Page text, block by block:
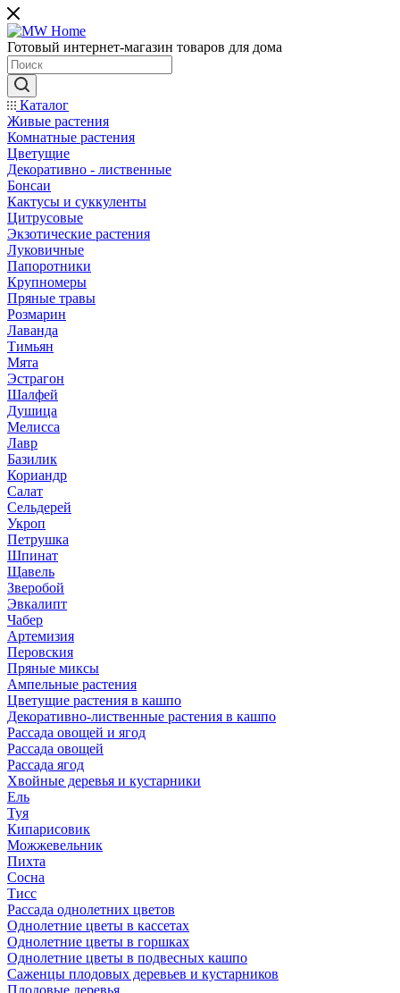
Готовый интернет-магазин товаров для дома
Каталог
Живые растения
Комнатные растения
Цветущие
Декоративно - лиственные
Бонсаи
Кактусы и суккуленты
Цитрусовые
Экзотические растения
Луковичные
Папоротники
Крупномеры
Пряные травы
Розмарин
Лаванда
Тимьян
Мята
Эстрагон
Шалфей
Душица
Мелисса
Лавр
Базилик
Кориандр
Салат
Сельдерей
Укроп
Петрушка
Шпинат
Щавель
Зверобой
Эвкалипт
Чабер
Артемизия
Перовския
Пряные миксы
Ампельные растения
Цветущие растения в кашпо
Декоративно-лиственные растения в кашпо
Рассада овощей и ягод
Рассада овощей
Рассада ягод
Хвойные деревья и кустарники
Ель
Туя
Кипарисовик
Можжевельник
Пихта
Сосна
Тисc
Рассада однолетних цветов
Однолетние цветы в кассетах
Однолетние цветы в горшках
Однолетние цветы в подвесных кашпо
Саженцы плодовых деревьев и кустарников
Плодовые деревья